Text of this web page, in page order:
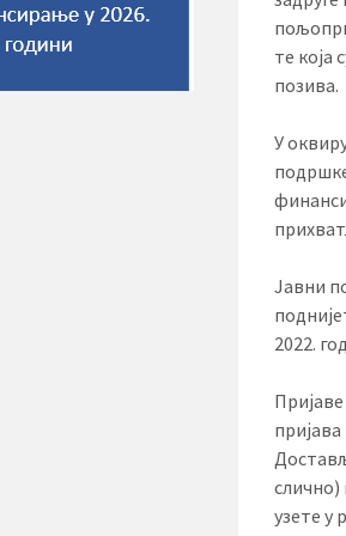
те која
позива.
У
Јавни
2022.
пријава
слично)
узете у